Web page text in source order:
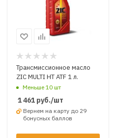
Трансмиссионное масло
ZIC MULTI HT ATF 1 л.
Меньше 10 шт
1 461руб./шт
Вернем на карту до 29
бонусных баллов